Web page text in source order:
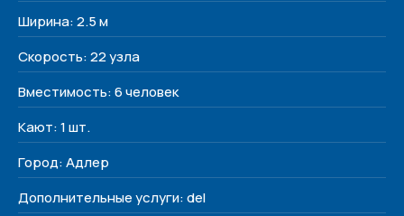
Ширина: 2.5 м
Скорость: 22 узла
Вместимость: 6 человек
Кают: 1 шт.
Город: Адлер
Дополнительные услуги: del
Наши яхты
Контакты
О нас
Политика конфиденциальности
Меню
Контакты